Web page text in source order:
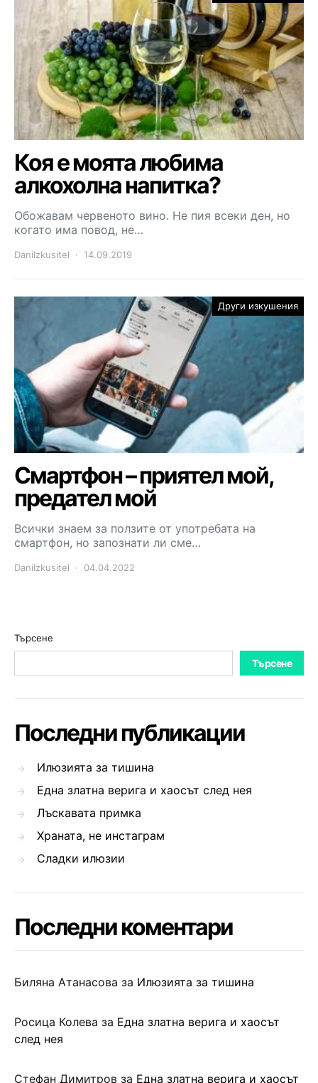
Коя е моята любима
алкохолна напитка?
Обожавам червеното вино. Не пия всеки ден, но
когато има повод, не…
DaniIzkusitel 14.09.2019
Други изкушения
Смартфон – приятел мой,
предател мой
Всички знаем за ползите от употребата на
смартфон, но запознати ли сме…
DaniIzkusitel 04.04.2022
Търсене
Търсене
Последни публикации
Илюзията за тишина
Една златна верига и хаосът след нея
Лъскавата примка
Храната, не инстаграм
Сладки илюзии
Последни коментари
Биляна Атанасова за Илюзията за тишина
Росица Колева за Една златна верига и хаосът
след нея
Стефан Димитров за Една златна верига и хаосът